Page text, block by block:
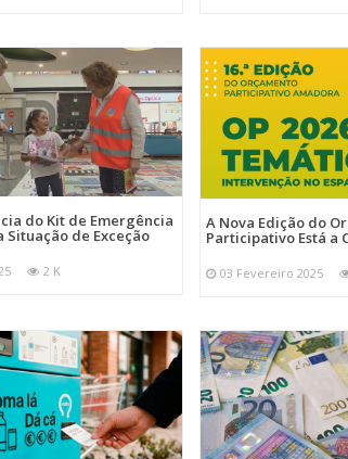
do Kit de Emergência
Situação de Exceção
2 K
A Nova Edição do
Participativo Está a
03 Fevereiro 2025